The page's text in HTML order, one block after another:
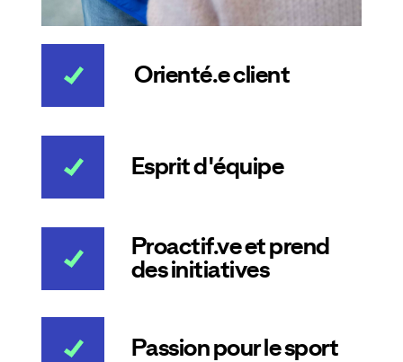
Orienté.e client
Esprit d'équipe
Proactif.ve et prend
des initiatives
Passion pour le sport